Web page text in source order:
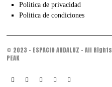
Politica de privacidad
Politica de condiciones
© 2023 - ESPACIO ANDALUZ - All
PEAK